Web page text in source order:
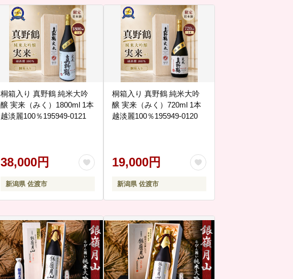
桐箱入り 真野鶴 純米大吟
醸 実来（みく）1800ml 1本
越淡麗100％195949-0121
38,000円
新潟県 佐渡市
桐箱入り 真野鶴 純米大吟
醸 実来（みく）720ml 1本
越淡麗100％195949-0120
19,000円
新潟県 佐渡市